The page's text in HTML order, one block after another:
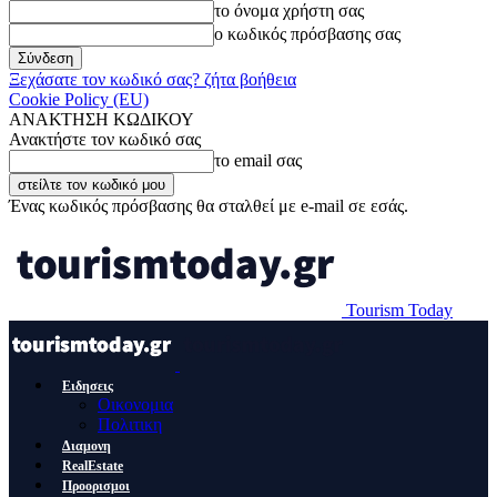
το όνομα χρήστη σας
ο κωδικός πρόσβασης σας
Ξεχάσατε τον κωδικό σας? ζήτα βοήθεια
Cookie Policy (EU)
ΑΝΑΚΤΗΣΗ ΚΩΔΙΚΟΥ
Ανακτήστε τον κωδικό σας
το email σας
Ένας κωδικός πρόσβασης θα σταλθεί με e-mail σε εσάς.
Tourism Today
Ειδησεις
Οικονομια
Πολιτικη
Διαμονη
RealEstate
Προορισμοι